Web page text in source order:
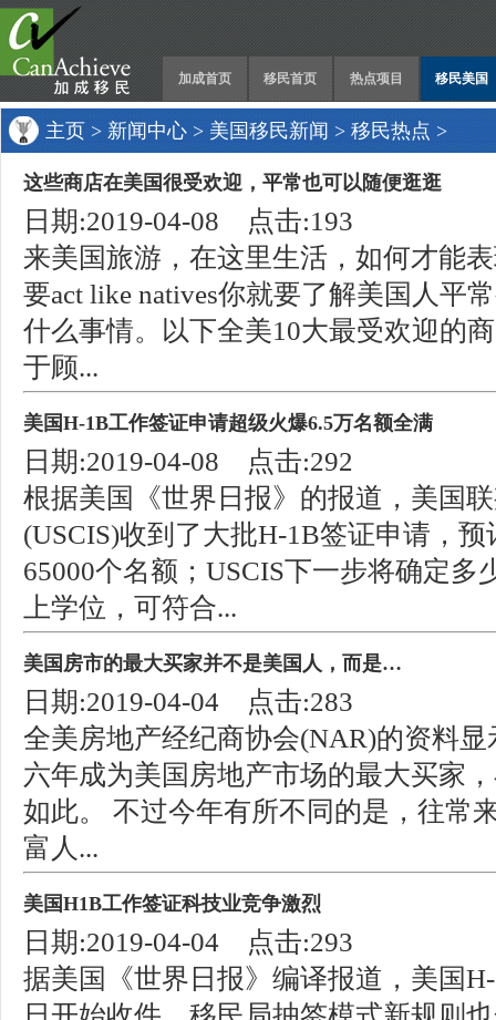
加成首页 移民首页 热点项目 移民美国
主页>新闻中心>美国移民新闻>移民热点>
这些商店在美国很受欢迎，平常也可以随便逛逛
日期:2019-04-08 点击:193
来美国旅游，在这里生活，如何才能
要act like natives你就要了解美国人平
什么事情。以下全美10大最受欢迎的
于顾...
美国H-1B工作签证申请超级火爆6.5万名额全满
日期:2019-04-08 点击:292
根据美国《世界日报》的报道，美国
(USCIS)收到了大批H-1B签证申请，
65000个名额；USCIS下一步将确定多
上学位，可符合...
美国房市的最大买家并不是美国人，而是…
日期:2019-04-04 点击:283
全美房地产经纪商协会(NAR)的资料
六年成为美国房地产市场的最大买家
如此。 不过今年有所不同的是，往常
富人...
美国H1B工作签证科技业竞争激烈
日期:2019-04-04 点击:293
据美国《世界日报》编译报道，美国